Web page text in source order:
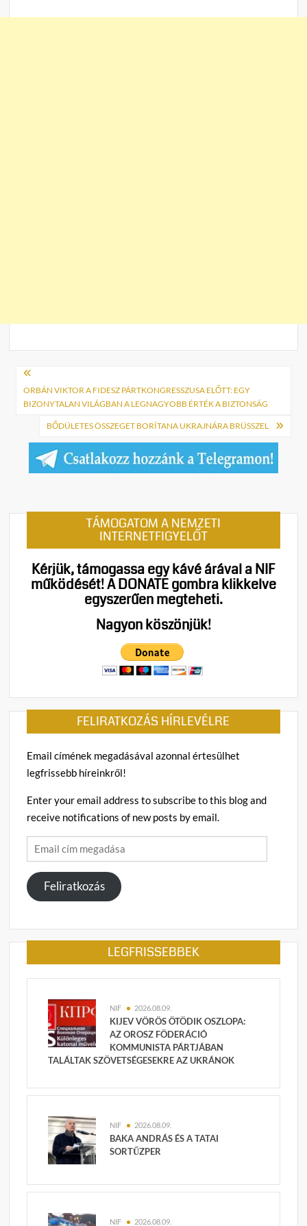
Bejegyzés
navigáció
ORBÁN VIKTOR A FIDESZ PÁRTKONGRESSZUSA ELŐTT: EGY
BIZONYTALAN VILÁGBAN A LEGNAGYOBB ÉRTÉK A BIZTONSÁG
BŐDÜLETES ÖSSZEGET BORÍTANA UKRAJNÁRA BRÜSSZEL
TÁMOGATOM A NEMZETI
INTERNETFIGYELŐT
Kérjük, támogassa egy kávé árával a NIF
működését!A DONATE gombra klikkelve
egyszerűen megteheti.
Nagyon köszönjük!
FELIRATKOZÁS HÍRLEVÉLRE
Email címének megadásával azonnal értesülhet
legfrissebb híreinkről!
Enter your email address to subscribe to this blog and
receive notifications of new posts by email.
Email
cím
megadása
Feliratkozás
LEGFRISSEBBEK
NIF 2026.08.09.
KIJEV VÖRÖS ÖTÖDIK OSZLOPA:
AZ OROSZ FÖDERÁCIÓ
KOMMUNISTA PÁRTJÁBAN
TALÁLTAK SZÖVETSÉGESEKRE AZ UKRÁNOK
NIF 2026.08.09.
BAKA ANDRÁS ÉS A TATAI
SORTŰZPER
NIF 2026.08.09.